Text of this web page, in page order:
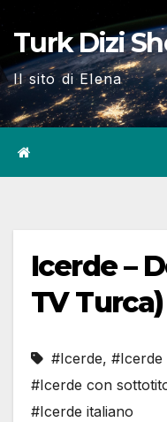
Skip
content
Turk Dizi
Il sito di Elena
Icerde –
TV Turca)
#Icerde, #Icerde
#Icerde con
#Icerde italiano